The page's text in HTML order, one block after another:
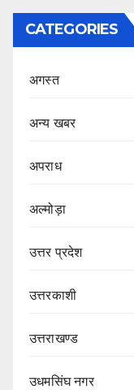
CATEGORIES
अगस्त
अन्य खबर
अपराध
अल्मोड़ा
उत्तर प्रदेश
उत्तरकाशी
उत्तराखण्ड
उधमसिंघ नगर